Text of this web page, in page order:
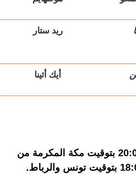
ريد ستار
أيك أثينا
ينطلق حفل سحب قرعة دوري أبطال أوروبا في تمام الساعة 20:00 بتوقيت مكة المكرمة من